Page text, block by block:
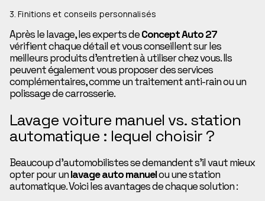
3. Finitions et conseils personnalisés
Après le lavage, les experts deConcept Auto 27
vérifient chaque détail et vous conseillent sur les
meilleurs produits d’entretien à utiliser chez vous. Ils
peuvent également vous proposer des services
complémentaires, comme un traitement anti-rain ou un
polissage de carrosserie.
Lavage voiture manuel vs. station
automatique : lequel choisir ?
Beaucoup d’automobilistes se demandent s’il vaut mieux
opter pour unlavage auto manuelou une station
automatique. Voici les avantages de chaque solution :